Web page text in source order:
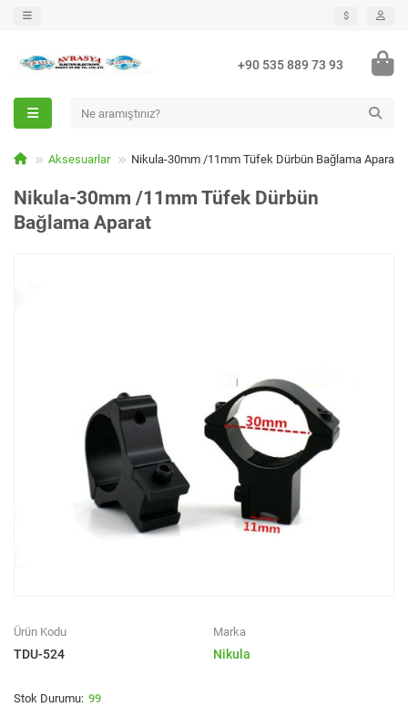
$
+90 535 889 73 93
Aksesuarlar Nikula-30mm /11mm Tüfek Dürbün Bağlama Aparat
Nikula-30mm /11mm Tüfek Dürbün
Bağlama Aparat
Ürün Kodu
TDU-524
Marka
Nikula
99